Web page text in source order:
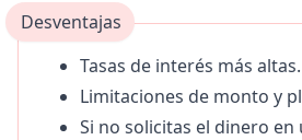
Desventajas
Tasas de interés más altas.
Limitaciones de monto y
Si no solicitas el dinero en